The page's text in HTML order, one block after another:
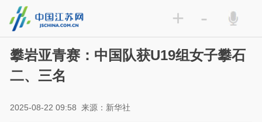
+ -
攀岩亚青赛：中国队获U19组女子攀石
二、三名
2025-08-22 09:58 来源：新华社